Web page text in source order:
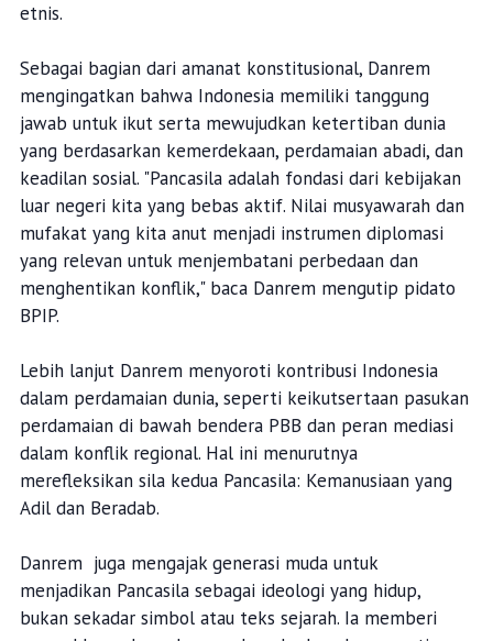
etnis.
Sebagai bagian dari amanat konstitusional, Danrem
mengingatkan bahwa Indonesia memiliki tanggung
jawab untuk ikut serta mewujudkan ketertiban dunia
yang berdasarkan kemerdekaan, perdamaian abadi, dan
keadilan sosial. "Pancasila adalah fondasi dari kebijakan
luar negeri kita yang bebas aktif. Nilai musyawarah dan
mufakat yang kita anut menjadi instrumen diplomasi
yang relevan untuk menjembatani perbedaan dan
menghentikan konflik," baca Danrem mengutip pidato
BPIP.
Lebih lanjut Danrem menyoroti kontribusi Indonesia
dalam perdamaian dunia, seperti keikutsertaan pasukan
perdamaian di bawah bendera PBB dan peran mediasi
dalam konflik regional. Hal ini menurutnya
merefleksikan sila kedua Pancasila: Kemanusiaan yang
Adil dan Beradab.
Danrem juga mengajak generasi muda untuk
menjadikan Pancasila sebagai ideologi yang hidup,
bukan sekadar simbol atau teks sejarah. Ia memberi